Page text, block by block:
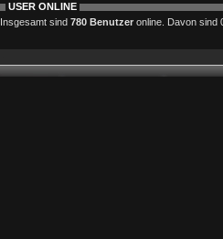
USER ONLINE
Insgesamt sind 780 Benutzer online. Davon sind